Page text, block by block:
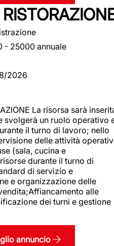
- 25000 annuale
2026
La risorsa sarà
svolgerà un ruolo operativo
il turno di lavoro; nello
delle attività
(sala, cucina e
durante il turno di
di servizio e
e organizzazione delle
alle
dei turni e gestione
annuncio